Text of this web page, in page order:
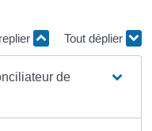
Tout déplier
de